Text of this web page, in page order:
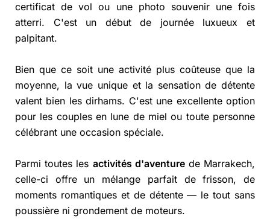
certificat de vol ou une photo souvenir une fois
atterri. C'est un début de journée luxueux et
palpitant.
Bien que ce soit une activité plus coûteuse que la
moyenne, la vue unique et la sensation de détente
valent bien les dirhams. C'est une excellente option
pour les couples en lune de miel ou toute personne
célébrant une occasion spéciale.
Parmi toutes les activités d'aventurede Marrakech,
celle-ci offre un mélange parfait de frisson, de
moments romantiques et de détente — le tout sans
poussière ni grondement de moteurs.